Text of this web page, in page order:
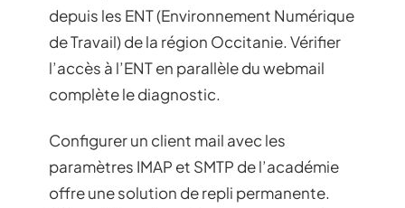
depuis les ENT (Environnement Numérique
de Travail) de la région Occitanie. Vérifier
l’accès à l’ENT en parallèle du webmail
complète le diagnostic.
Configurer un client mail avec les
paramètres IMAP et SMTP de l’académie
offre une solution de repli permanente.